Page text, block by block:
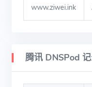
www.ziwei.ink
腾讯 DNSPod